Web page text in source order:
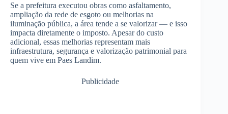
Se a prefeitura executou obras como asfaltamento,
ampliação da rede de esgoto ou melhorias na
iluminação pública, a área tende a se valorizar — e isso
impacta diretamente o imposto. Apesar do custo
adicional, essas melhorias representam mais
infraestrutura, segurança e valorização patrimonial para
quem vive em Paes Landim.
Publicidade